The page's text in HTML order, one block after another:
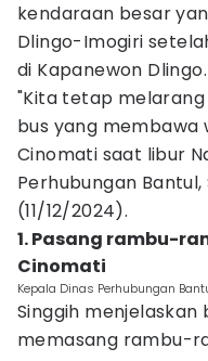
kendaraan besar
Dlingo-Imogiri
di Kapanewon Dlingo.
"Kita tetap
bus yang membawa
Cinomati saat libur
Perhubungan Bantul,
(11/12/2024).
1. Pasang rambu-
Cinomati
Kepala Dinas Perhubungan
Singgih
memasang rambu-